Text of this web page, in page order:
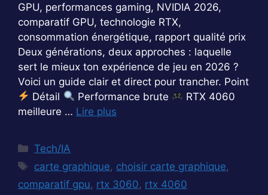
GPU, performances gaming, NVIDIA 2026,
comparatif GPU, technologie RTX,
consommation énergétique, rapport qualité prix
Deux générations, deux approches : laquelle
sert le mieux ton expérience de jeu en 2026 ?
Voici un guide clair et direct pour trancher. Point
Détail
Performance brute
RTX 4060
meilleure … Lire plus
Catégories
Tech/IA
Étiquettes
carte graphique, choisir carte graphique,
comparatif gpu, rtx 3060, rtx 4060